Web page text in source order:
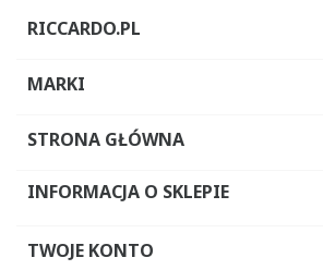
RICCARDO.PL
MARKI
STRONA GŁÓWNA
INFORMACJA O SKLEPIE
TWOJE KONTO